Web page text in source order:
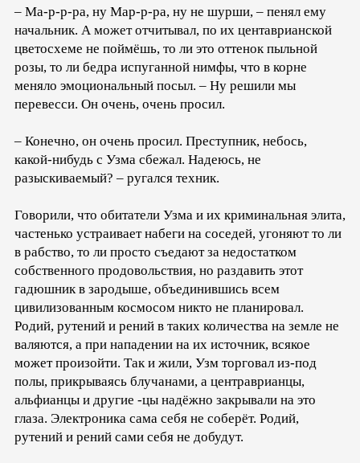
– Ма-р-р-ра, ну Мар-р-ра, ну не шурши, – пенял ему
начальник. А может отчитывал, по их центаврианской
цветосхеме не поймёшь, то ли это оттенок пыльной
розы, то ли бедра испуганной нимфы, что в корне
меняло эмоциональный посыл. – Ну решили мы
перевесси. Он очень, очень просил.
– Конечно, он очень просил. Преступник, небось,
какой-нибудь с Узма сбежал. Надеюсь, не
разыскиваемый? – ругался техник.
Говорили, что обитатели Узма и их криминальная элита,
частенько устраивает набеги на соседей, угоняют то ли
в рабство, то ли просто съедают за недостатком
собственного продовольствия, но раздавить этот
гадюшник в зародыше, объединившись всем
цивилизованным космосом никто не планировал.
Родий, рутений и рений в таких количества на земле не
валяются, а при нападении на их источник, всякое
может произойти. Так и жили, Узм торговал из-под
полы, прикрываясь блучанами, а центраврианцы,
альфианцы и другие -цы надёжно закрывали на это
глаза. Электроника сама себя не соберёт. Родий,
рутений и рений сами себя не добудут.